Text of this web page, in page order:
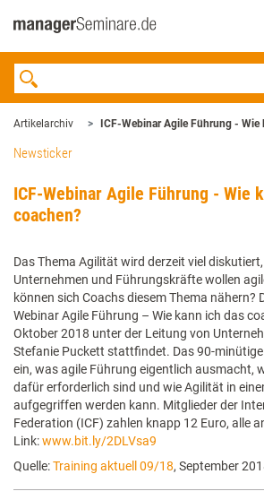
Artikelarchiv ICF-Webinar Agile Führung -
Newsticker
ICF-Webinar Agile Führung - Wie
coachen?
Das Thema Agilität wird derzeit viel
Unternehmen und Führungskräfte wollen
können sich Coachs diesem Thema nähern?
Webinar Agile Führung – Wie kann ich das
Oktober 2018 unter der Leitung von
Stefanie Puckett stattfindet. Das 90-
ein, was agile Führung eigentlich ausmacht,
dafür erforderlich sind und wie Agilität in
aufgegriffen werden kann. Mitglieder der
Federation (ICF) zahlen knapp 12 Euro, alle
Link:www.bit.ly/2DLVsa9
Quelle:Training aktuell 09/18, September